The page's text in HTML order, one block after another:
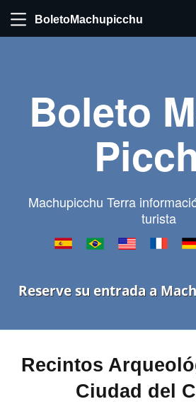
BoletoMachupicchu
Boleto
Machupicchu Terra
turista
Reserve su entrada a
Recintos
Ciudad del